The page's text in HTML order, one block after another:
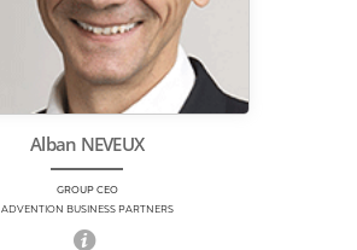
Alban NEVEUX
GROUP CEO
ADVENTION BUSINESS PARTNERS